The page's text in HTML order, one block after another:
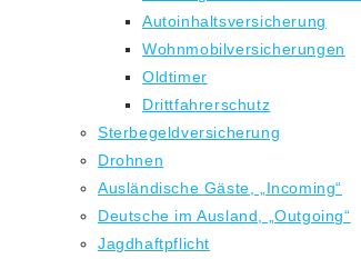
Autoinhaltsversicherung
Wohnmobilversicherungen
Oldtimer
Drittfahrerschutz
Sterbegeldversicherung
Drohnen
Ausländische Gäste, „Incoming“
Deutsche im Ausland, „Outgoing“
Jagdhaftpflicht